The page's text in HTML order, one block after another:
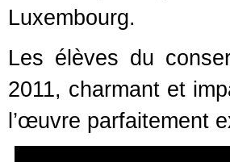
Luxembourg.
Les élèves du
2011, charmant et
l’œuvre parfaitement